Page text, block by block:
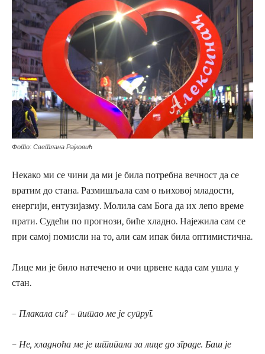
Фото: Светлана Рајковић
Некако ми се чини да ми је била потребна вечност да се
вратим до стана. Размишљала сам о њиховој младости,
енергији, ентузијазму. Молила сам Бога да их лепо време
прати. Судећи по прогнози, биће хладно. Најежила сам се
при самој помисли на то, али сам ипак била оптимистична.
Лице ми је било натечено и очи црвене када сам ушла у
стан.
– Плакала си? – питао ме је супруг.
– Не, хладноћа ме је штипала за лице до зграде. Баш је